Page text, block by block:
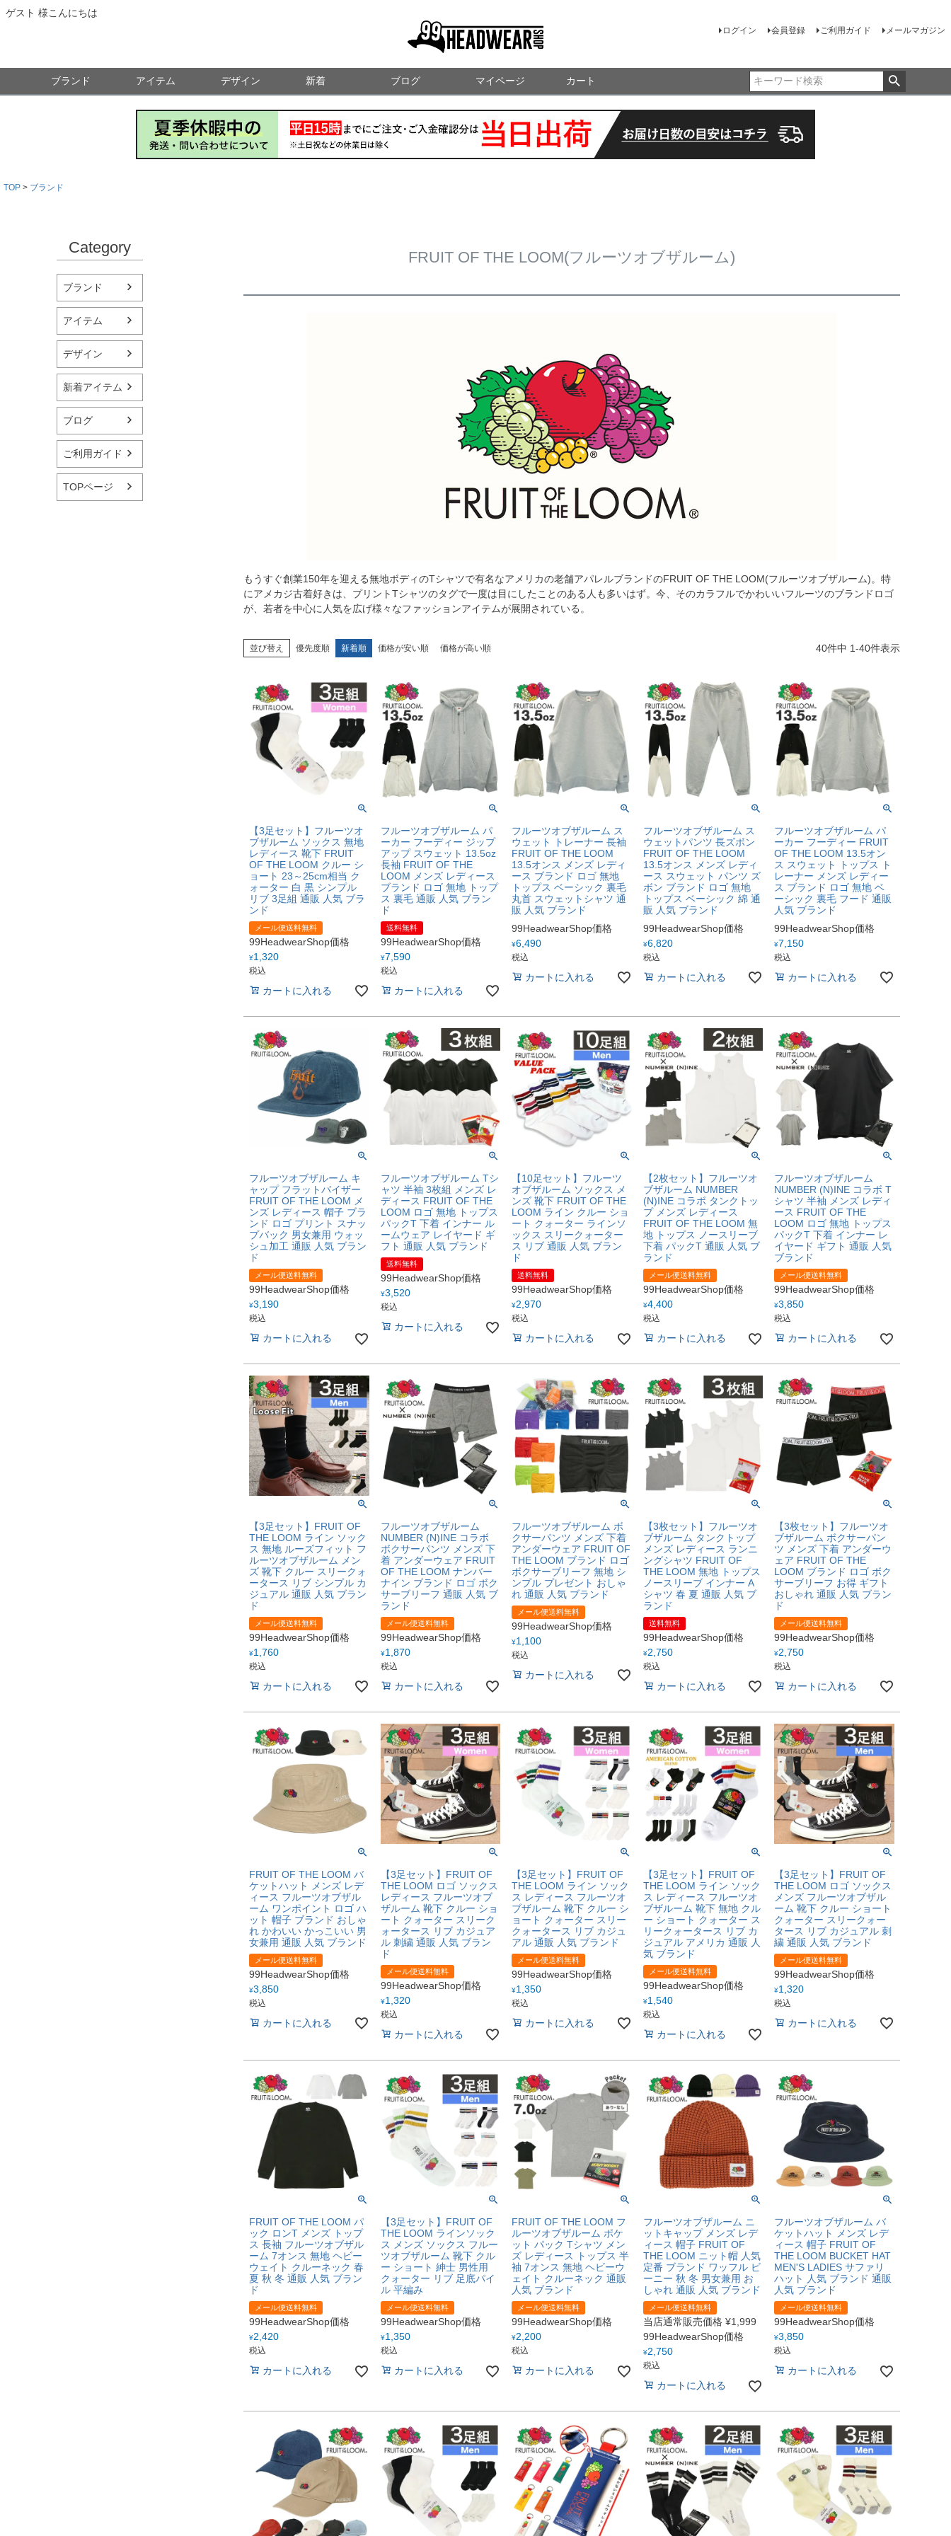
ゲスト 様こんにちは
99HEADWEARSHOP
ログイン 会員登録 ご利用ガイド メールマガジン
ブランド アイテム デザイン 新着 ブログ マイページ カート
TOP ブランド
Category
ブランド
アイテム
デザイン
新着アイテム
ブログ
ご利用ガイド
TOPページ
FRUIT OF THE LOOM(フルーツオブザルーム)
もうすぐ創業150年を迎える無地ボディのTシャツで有名なアメリカの老舗アパレルブランドのFRUIT OF THE LOOM(フルーツオブザルーム)。特
にアメカジ古着好きは、プリントTシャツのタグで一度は目にしたことのある人も多いはず。今、そのカラフルでかわいいフルーツのブランドロゴ
が、若者を中心に人気を広げ様々なファッションアイテムが展開されている。
並び替え 優先度順 新着順 価格が安い順 価格が高い順 40件中 1-40件表示
【3足セット】フルーツオ
ブザルーム ソックス 無地
レディース 靴下 FRUIT
OF THE LOOM クルー シ
ョート 23～25cm相当 ク
ォーター 白 黒 シンプル
リブ 3足組 通販 人気 ブラ
ンド
メール便送料無料
99HeadwearShop価格
¥1,320
税込
カートに入れる
フルーツオブザルーム パ
ーカー フーディー ジップ
アップ スウェット 13.5oz
長袖 FRUIT OF THE
LOOM メンズ レディース
ブランド ロゴ 無地 トップ
ス 裏毛 通販 人気 ブラン
ド
送料無料
99HeadwearShop価格
¥7,590
税込
カートに入れる
フルーツオブザルーム ス
ウェット トレーナー 長袖
FRUIT OF THE LOOM
13.5オンス メンズ レディ
ース ブランド ロゴ 無地
トップス ベーシック 裏毛
丸首 スウェットシャツ 通
販 人気 ブランド
99HeadwearShop価格
¥6,490
税込
カートに入れる
フルーツオブザルーム ス
ウェットパンツ 長ズボン
FRUIT OF THE LOOM
13.5オンス メンズ レディ
ース スウェット パンツ ズ
ボン ブランド ロゴ 無地
トップス ベーシック 綿 通
販 人気 ブランド
99HeadwearShop価格
¥6,820
税込
カートに入れる
フルーツオブザルーム パ
ーカー フーディー FRUIT
OF THE LOOM 13.5オン
ス スウェット トップス ト
レーナー メンズ レディー
ス ブランド ロゴ 無地 ベ
ーシック 裏毛 フード 通販
人気 ブランド
99HeadwearShop価格
¥7,150
税込
カートに入れる
フルーツオブザルーム キ
ャップ フラットバイザー
FRUIT OF THE LOOM メ
ンズ レディース 帽子 ブラ
ンド ロゴ プリント スナッ
プバック 男女兼用 ウォッ
シュ加工 通販 人気 ブラン
ド
メール便送料無料
99HeadwearShop価格
¥3,190
税込
カートに入れる
フルーツオブザルーム Tシ
ャツ 半袖 3枚組 メンズ レ
ディース FRUIT OF THE
LOOM ロゴ 無地 トップス
パックT 下着 インナー ル
ームウェア レイヤード ギ
フト 通販 人気 ブランド
送料無料
99HeadwearShop価格
¥3,520
税込
カートに入れる
【10足セット】フルーツ
オブザルーム ソックス メ
ンズ 靴下 FRUIT OF THE
LOOM ライン クルー ショ
ート クォーター ラインソ
ックス スリークォーター
ス リブ 通販 人気 ブラン
ド
送料無料
99HeadwearShop価格
¥2,970
税込
カートに入れる
【2枚セット】フルーツオ
ブザルーム NUMBER
(N)INE コラボ タンクトッ
プ メンズ レディース
FRUIT OF THE LOOM 無
地 トップス ノースリーブ
下着 パックT 通販 人気 ブ
ランド
メール便送料無料
99HeadwearShop価格
¥4,400
税込
カートに入れる
フルーツオブザルーム
NUMBER (N)INE コラボ T
シャツ 半袖 メンズ レディ
ース FRUIT OF THE
LOOM ロゴ 無地 トップス
パックT 下着 インナー レ
イヤード ギフト 通販 人気
ブランド
メール便送料無料
99HeadwearShop価格
¥3,850
税込
カートに入れる
【3足セット】FRUIT OF
THE LOOM ライン ソック
ス 無地 ルーズフィット フ
ルーツオブザルーム メン
ズ 靴下 クルー スリークォ
ータース リブ シンプル カ
ジュアル 通販 人気 ブラン
ド
メール便送料無料
99HeadwearShop価格
¥1,760
税込
カートに入れる
フルーツオブザルーム
NUMBER (N)INE コラボ
ボクサーパンツ メンズ 下
着 アンダーウェア FRUIT
OF THE LOOM ナンバー
ナイン ブランド ロゴ ボク
サーブリーフ 通販 人気 ブ
ランド
メール便送料無料
99HeadwearShop価格
¥1,870
税込
カートに入れる
フルーツオブザルーム ボ
クサーパンツ メンズ 下着
アンダーウェア FRUIT OF
THE LOOM ブランド ロゴ
ボクサーブリーフ 無地 シ
ンプル プレゼント おしゃ
れ 通販 人気 ブランド
メール便送料無料
99HeadwearShop価格
¥1,100
税込
カートに入れる
【3枚セット】フルーツオ
ブザルーム タンクトップ
メンズ レディース ランニ
ングシャツ FRUIT OF
THE LOOM 無地 トップス
ノースリーブ インナー A
シャツ 春 夏 通販 人気 ブ
ランド
送料無料
99HeadwearShop価格
¥2,750
税込
カートに入れる
【3枚セット】フルーツオ
ブザルーム ボクサーパン
ツ メンズ 下着 アンダーウ
ェア FRUIT OF THE
LOOM ブランド ロゴ ボク
サーブリーフ お得 ギフト
おしゃれ 通販 人気 ブラン
ド
メール便送料無料
99HeadwearShop価格
¥2,750
税込
カートに入れる
FRUIT OF THE LOOM バ
ケットハット メンズ レデ
ィース フルーツオブザル
ーム ワンポイント ロゴ ハ
ット 帽子 ブランド おしゃ
れ かわいい かっこいい 男
女兼用 通販 人気 ブランド
メール便送料無料
99HeadwearShop価格
¥3,850
税込
カートに入れる
【3足セット】FRUIT OF
THE LOOM ロゴ ソックス
レディース フルーツオブ
ザルーム 靴下 クルー ショ
ート クォーター スリーク
ォータース リブ カジュア
ル 刺繍 通販 人気 ブラン
ド
メール便送料無料
99HeadwearShop価格
¥1,320
税込
カートに入れる
【3足セット】FRUIT OF
THE LOOM ライン ソック
ス レディース フルーツオ
ブザルーム 靴下 クルー シ
ョート クォーター スリー
クォータース リブ カジュ
アル 通販 人気 ブランド
メール便送料無料
99HeadwearShop価格
¥1,350
税込
カートに入れる
【3足セット】FRUIT OF
THE LOOM ライン ソック
ス レディース フルーツオ
ブザルーム 靴下 無地 クル
ー ショート クォーター ス
リークォータース リブ カ
ジュアル アメリカ 通販 人
気 ブランド
メール便送料無料
99HeadwearShop価格
¥1,540
税込
カートに入れる
【3足セット】FRUIT OF
THE LOOM ロゴ ソックス
メンズ フルーツオブザル
ーム 靴下 クルー ショート
クォーター スリークォー
タース リブ カジュアル 刺
繍 通販 人気 ブランド
メール便送料無料
99HeadwearShop価格
¥1,320
税込
カートに入れる
FRUIT OF THE LOOM パ
ック ロンT メンズ トップ
ス 長袖 フルーツオブザル
ーム 7オンス 無地 ヘビー
ウェイト クルーネック 春
夏 秋 冬 通販 人気 ブラン
ド
メール便送料無料
99HeadwearShop価格
¥2,420
税込
カートに入れる
【3足セット】FRUIT OF
THE LOOM ラインソック
ス メンズ ソックス フルー
ツオブザルーム 靴下 クル
ー ショート 紳士 男性用
クォーター リブ 足底パイ
ル 平編み
メール便送料無料
99HeadwearShop価格
¥1,350
税込
カートに入れる
FRUIT OF THE LOOM フ
ルーツオブザルーム ポケ
ット パック Tシャツ メン
ズ レディース トップス 半
袖 7オンス 無地 ヘビーウ
ェイト クルーネック 通販
人気 ブランド
メール便送料無料
99HeadwearShop価格
¥2,200
税込
カートに入れる
フルーツオブザルーム ニ
ットキャップ メンズ レデ
ィース 帽子 FRUIT OF
THE LOOM ニット帽 人気
定番 ブランド ワッフル ビ
ーニー 秋 冬 男女兼用 お
しゃれ 通販 人気 ブランド
メール便送料無料
当店通常販売価格 ¥1,999
99HeadwearShop価格
¥2,750
税込
カートに入れる
フルーツオブザルーム バ
ケットハット メンズ レデ
ィース 帽子 FRUIT OF
THE LOOM BUCKET HAT
MEN'S LADIES サファリ
ハット 人気 ブランド 通販
人気 ブランド
メール便送料無料
99HeadwearShop価格
¥3,850
税込
カートに入れる